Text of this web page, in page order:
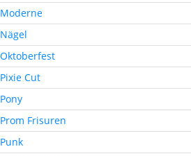
Moderne
Nägel
Oktoberfest
Pixie Cut
Pony
Prom Frisuren
Punk